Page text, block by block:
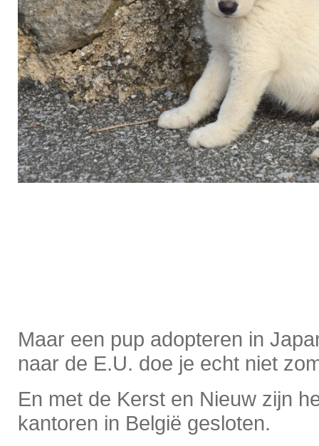
Maar een pup adopteren in
naar de E.U. doe je echt niet
En met de Kerst en Nieuw zijn
kantoren in België gesloten.